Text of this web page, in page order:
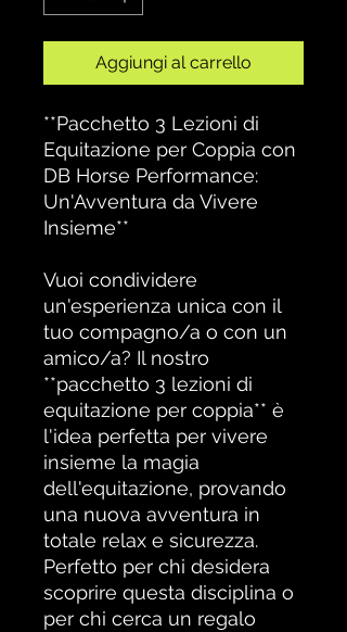
Aggiungi al carrello
**Pacchetto 3 Lezioni di
Equitazione per Coppia con
DB Horse Performance:
Un'Avventura da Vivere
Insieme**
Vuoi condividere
un'esperienza unica con il
tuo compagno/a o con un
amico/a? Il nostro
**pacchetto 3 lezioni di
equitazione per coppia** è
l'idea perfetta per vivere
insieme la magia
dell'equitazione, provando
una nuova avventura in
totale relax e sicurezza.
Perfetto per chi desidera
scoprire questa disciplina o
per chi cerca un regalo